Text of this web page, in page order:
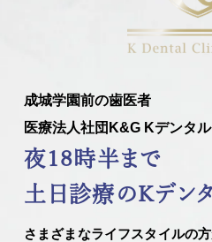
成城学園前の歯医者
医療法人社団K&G Kデンタ
夜18時半まで
土日診療のKデン
さまざまなライフスタイルの